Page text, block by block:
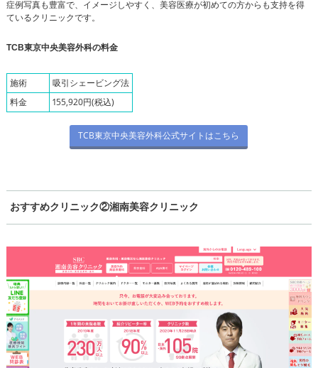
症例写真も豊富で、イメージしやすく、美容医療が初めての方からも支持を得
ているクリニックです。
TCB東京中央美容外科の料金
施術
吸引シェービング法
料金
155,920円(税込)
TCB東京中央美容外科公式サイトはこちら
おすすめクリニック②湘南美容クリニック